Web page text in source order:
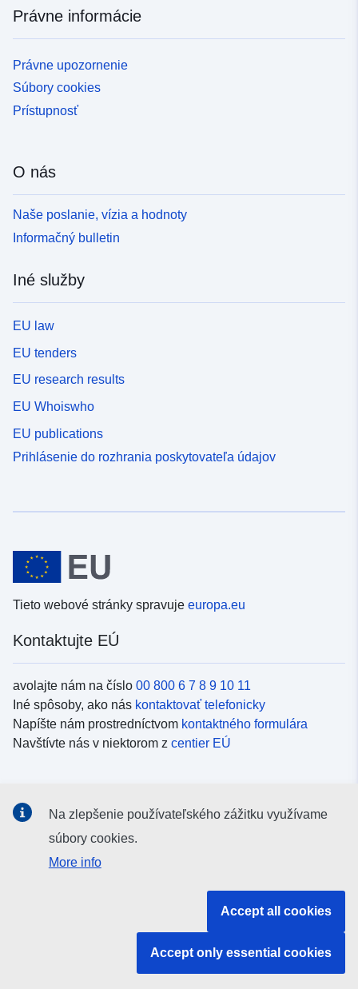
Právne informácie
Právne upozornenie
Súbory cookies
Prístupnosť
O nás
Naše poslanie, vízia a hodnoty
Informačný bulletin
Iné služby
EU law
EU tenders
EU research results
EU Whoiswho
EU publications
Prihlásenie do rozhrania poskytovateľa údajov
Tieto webové stránky spravuje europa.eu
Kontaktujte EÚ
avolajte nám na číslo 00 800 6 7 8 9 10 11
Iné spôsoby, ako nás kontaktovať telefonicky
Napíšte nám prostredníctvom kontaktného formulára
Navštívte nás v niektorom z centier EÚ
Kanály EÚ nasociálnych médiách
Na zlepšenie používateľského zážitku využívame
súbory cookies.
More info
Accept all cookies
Accept only essential cookies